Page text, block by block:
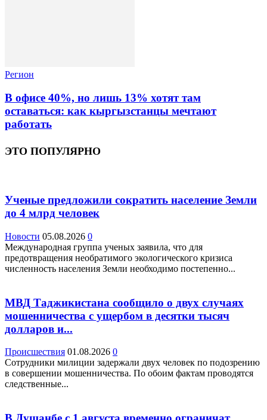
Регион
В офисе 40%, но лишь 13% хотят там
оставаться: как кыргызстанцы мечтают
работать
ЭТО ПОПУЛЯРНО
Ученые предложили сократить население Земли
до 4 млрд человек
Новости 05.08.2026 0
Международная группа ученых заявила, что для
предотвращения необратимого экологического кризиса
численность населения Земли необходимо постепенно...
МВД Таджикистана сообщило о двух случаях
мошенничества с ущербом в десятки тысяч
долларов и...
Происшествия 01.08.2026 0
Сотрудники милиции задержали двух человек по подозрению
в совершении мошенничества. По обоим фактам проводятся
следственные...